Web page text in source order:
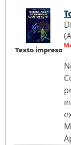
Texto impreso